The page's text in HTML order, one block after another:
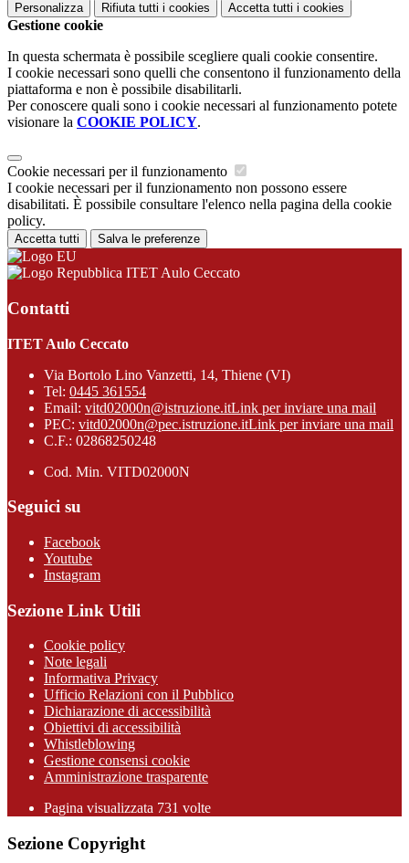
Personalizza Rifiuta tutti i cookies Accetta tutti i cookies
Gestione cookie
In questa schermata è possibile scegliere quali cookie consentire.
I cookie necessari sono quelli che consentono il funzionamento della
piattaforma e non è possibile disabilitarli.
Per conoscere quali sono i cookie necessari al funzionamento potete
visionare la COOKIE POLICY.
Cookie necessari per il funzionamento
I cookie necessari per il funzionamento non possono essere
disabilitati. È possibile consultare l'elenco nella pagina della cookie
policy.
Accetta tutti Salva le preferenze
ITET Aulo Ceccato
Contatti
ITET Aulo Ceccato
Via Bortolo Lino Vanzetti, 14, Thiene (VI)
Tel: 0445 361554
Email: vitd02000n@istruzione.itLink per inviare una mail
PEC: vitd02000n@pec.istruzione.itLink per inviare una mail
C.F.: 02868250248
Cod. Min. VITD02000N
Seguici su
Facebook
Youtube
Instagram
Sezione Link Utili
Cookie policy
Note legali
Informativa Privacy
Ufficio Relazioni con il Pubblico
Dichiarazione di accessibilità
Obiettivi di accessibilità
Whistleblowing
Gestione consensi cookie
Amministrazione trasparente
Pagina visualizzata 731 volte
Sezione Copyright